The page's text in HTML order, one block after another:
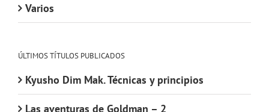
Varios
ÚLTIMOS TÍTULOS PUBLICADOS
Kyusho Dim Mak. Técnicas y principios
Las aventuras de Goldman – 2